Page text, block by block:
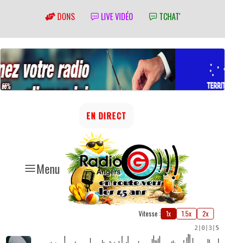
DONS LIVE VIDÉO TCHAT'
Menu
EN DIRECT
Vitesse : 1x 1.5x 2x
2 0 3 5